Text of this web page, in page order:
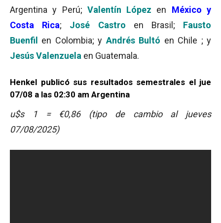
Argentina y Perú; Valentín López en
México y
Costa Rica; José Castro en Brasil; Fausto
Buenfil
en Colombia; y Andrés Bultó en Chile ; y
Jesús Valenzuela en Guatemala.
Henkel publicó sus resultados semestrales el jue
07/08 a las 02:30 am Argentina
u$s 1 = €0,86 (tipo de cambio al jueves
07/08/2025)